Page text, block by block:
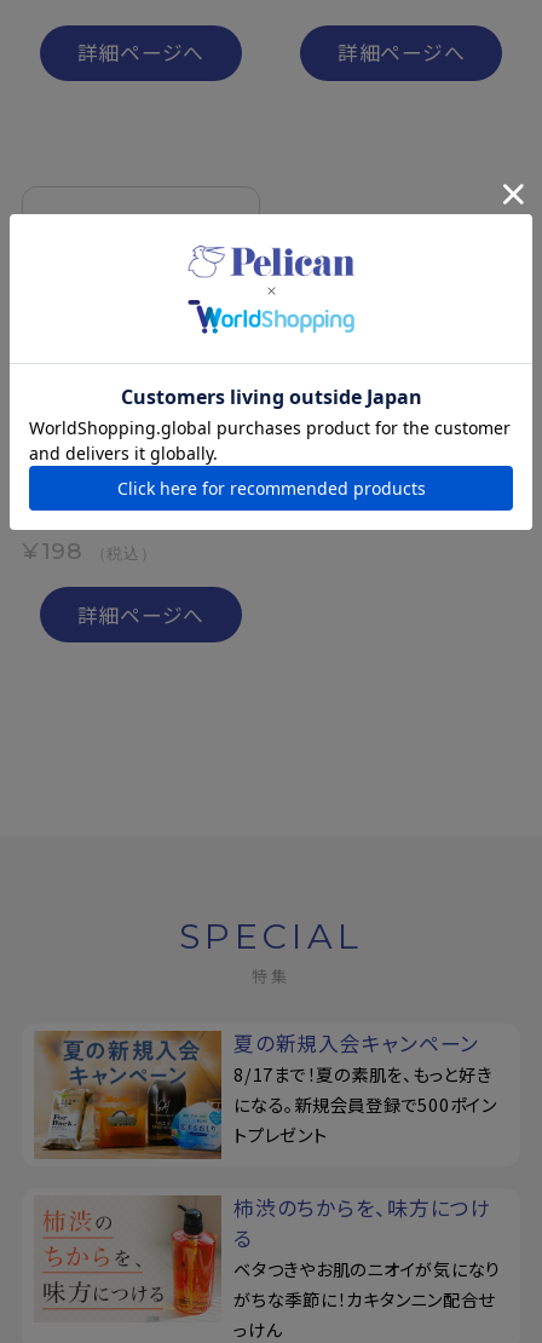
詳細ページへ 詳細ページへ
喫茶ペリカン
クルクルかふぇオーレ
¥198 （税込）
詳細ページへ
SPECIAL
特集
夏の新規入会キャンペーン
8/17まで！夏の素肌を、もっと好き
になる。新規会員登録で500ポイン
トプレゼント
柿渋のちからを、味方につけ
る
ベタつきやお肌のニオイが気になり
がちな季節に！カキタンニン配合せ
っけん